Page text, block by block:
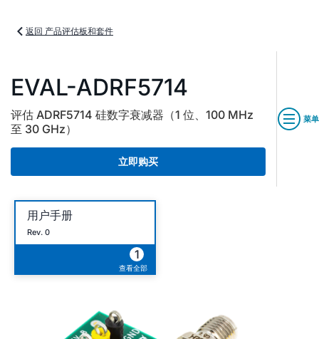
返回 产品评估板和套件
EVAL-ADRF5714
评估 ADRF5714 硅数字衰减器（1 位、100 MHz
至 30 GHz）
立即购买
菜单
用户手册
Rev. 0
1
查看全部